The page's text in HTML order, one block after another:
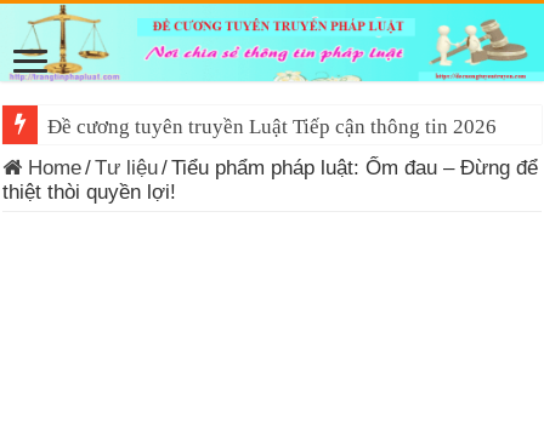
Đề cương tuyên truyền Luật Tiếp cận thông tin 2026
Trắc nghiệm văn kiện Đại hội lần thứ 14 của Đảng
Home/Tư liệu/Tiểu phẩm pháp luật: Ốm đau – Đừng để
thiệt thòi quyền lợi!